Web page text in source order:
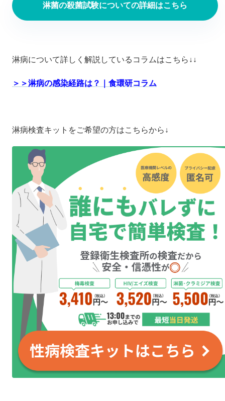
淋菌の殺菌試験についての詳細はこちら
淋病について詳しく解説しているコラムはこちら↓↓
＞＞淋病の感染経路は？｜食環研コラム
淋病検査キットをご希望の方はこちらから↓